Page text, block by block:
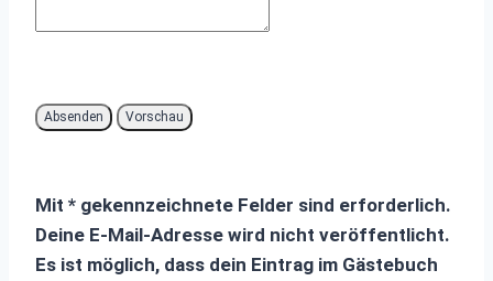
Mit * gekennzeichnete Felder sind erforderlich.
Deine E-Mail-Adresse wird nicht veröffentlicht.
Es ist möglich, dass dein Eintrag im Gästebuch